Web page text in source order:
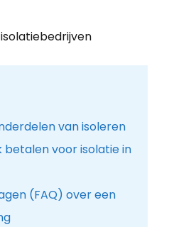
van isoleren
betalen voor isolatie in
(FAQ) over een